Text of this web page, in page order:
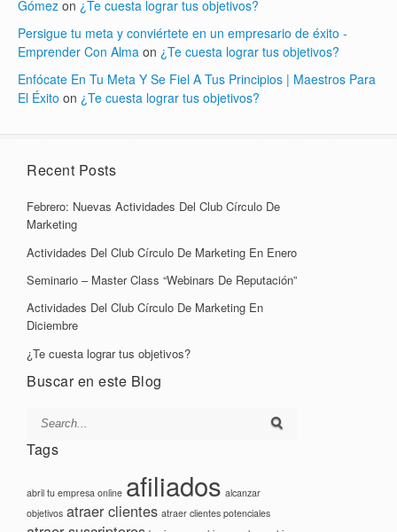
Gómez on ¿Te cuesta lograr tus objetivos?
Persigue tu meta y conviértete en un empresario de éxito -
Emprender Con Alma on ¿Te cuesta lograr tus objetivos?
Enfócate En Tu Meta Y Se Fiel A Tus Principios | Maestros Para
El Éxito on ¿Te cuesta lograr tus objetivos?
Recent Posts
Febrero: Nuevas Actividades Del Club Círculo De
Marketing
Actividades Del Club Círculo De Marketing En Enero
Seminario – Master Class “Webinars De Reputación”
Actividades Del Club Círculo De Marketing En
Diciembre
¿Te cuesta lograr tus objetivos?
Buscar en este Blog
Tags
abril tu empresa online afiliados alcanzar
objetivos atraer clientes atraer clientes potenciales